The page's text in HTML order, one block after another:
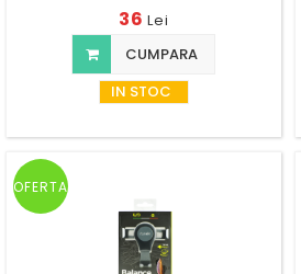
36Lei
CUMPARA
IN STOC
OFERTA